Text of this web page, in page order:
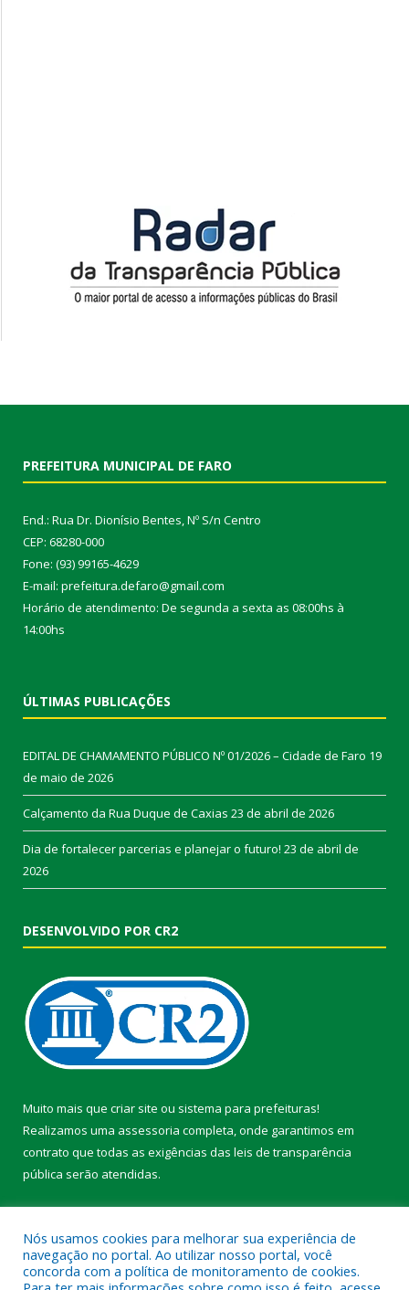
PREFEITURA MUNICIPAL DE FARO
End.: Rua Dr. Dionísio Bentes, Nº S/n Centro
CEP: 68280-000
Fone: (93) 99165-4629
E-mail: prefeitura.defaro@gmail.com
Horário de atendimento: De segunda a sexta as 08:00hs à
14:00hs
ÚLTIMAS PUBLICAÇÕES
EDITAL DE CHAMAMENTO PÚBLICO Nº 01/2026 – Cidade de Faro 19
de maio de 2026
Calçamento da Rua Duque de Caxias 23 de abril de 2026
Dia de fortalecer parcerias e planejar o futuro! 23 de abril de
2026
DESENVOLVIDO POR CR2
Muito mais que criar site ou sistema para prefeituras!
Realizamos uma assessoria completa, onde garantimos em
contrato que todas as exigências das leis de transparência
pública serão atendidas.
Nós usamos cookies para melhorar sua experiência de
navegação no portal. Ao utilizar nosso portal, você
concorda com a política de monitoramento de cookies.